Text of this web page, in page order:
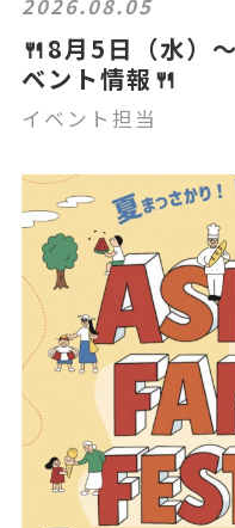
2026.08.05
🍴8月5日（水）
ベント情報🍴
イベント担当